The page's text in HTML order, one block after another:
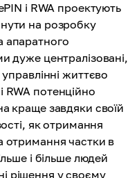
і RWA проектують
на розробку
апаратного
дуже централізовані,
життєво
RWA потенційно
краще завдяки своїй
як отримання
отримання частки в
і більше людей
рішення у своєму